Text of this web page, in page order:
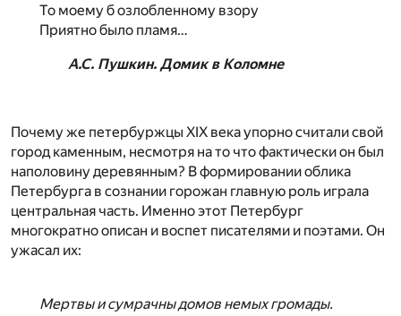
То моему б озлобленному взору
Приятно было пламя…
А.С. Пушкин. Домик в Коломне
Почему же петербуржцы XIX века упорно считали свой
город каменным, несмотря на то что фактически он был
наполовину деревянным? В формировании облика
Петербурга в сознании горожан главную роль играла
центральная часть. Именно этот Петербург
многократно описан и воспет писателями и поэтами. Он
ужасал их:
Мертвы и сумрачны домов немых громады.